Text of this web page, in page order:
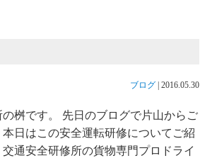
ブログ 2016.05.30
桝です。 先日のブログで片山からご
日はこの安全運転研修についてご紹
通安全研修所の貨物専門プロドライ